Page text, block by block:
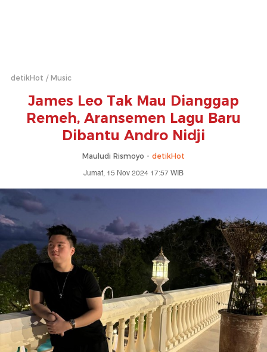
detikHot Music
James Leo Tak Mau Dianggap
Remeh, Aransemen Lagu Baru
Dibantu Andro Nidji
Mauludi Rismoyo - detikHot
Jumat, 15 Nov 2024 17:57 WIB